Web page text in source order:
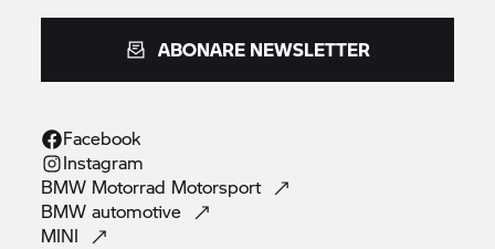
ABONARE NEWSLETTER
Facebook
Instagram
BMW Motorrad Motorsport
BMWautomotive
MINI